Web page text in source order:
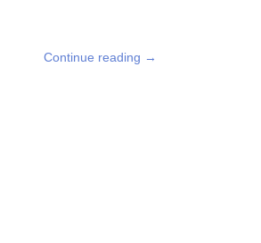
Continue reading →